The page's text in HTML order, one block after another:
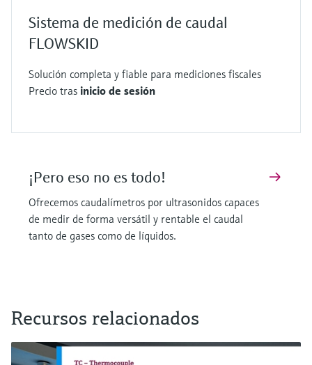
Sistema de medición de caudal
FLOWSKID
Solución completa y fiable para mediciones fiscales
Precio tras inicio de sesión
¡Pero eso no es todo!
Ofrecemos caudalímetros por ultrasonidos capaces
de medir de forma versátil y rentable el caudal
tanto de gases como de líquidos.
Recursos relacionados